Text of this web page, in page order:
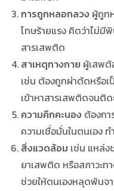
การถูกหลอกลวง ผู้ถูก
โทษร้ายแรง คิดว่าไม่
สารเสพติด
สาเหตุทางกาย ผู้เสพต้
เช่น ต้องถูกผ่าตัดหรือเ
เข้าหาสารเสพติดจนติ
ความคึกคะนอง ต้องก
ความเชื่อมั่นในตนเอง
สิ่งแวดล้อม เช่น แหล่
ยาเสพติด หรือสภาวะท
ช่วยให้ตนเองหลุดพ้นจ